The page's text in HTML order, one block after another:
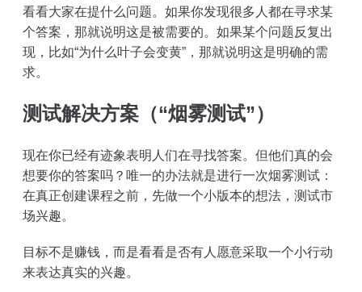
看看大家在提什么问题。如果你发现很多人都在寻求某
个答案，那就说明这是被需要的。如果某个问题反复出
现，比如“为什么叶子会变黄”，那就说明这是明确的需
求。
测试解决方案（“烟雾测试”）
现在你已经有迹象表明人们在寻找答案。但他们真的会
想要你的答案吗？唯一的办法就是进行一次烟雾测试：
在真正创建课程之前，先做一个小版本的想法，测试市
场兴趣。
目标不是赚钱，而是看看是否有人愿意采取一个小行动
来表达真实的兴趣。